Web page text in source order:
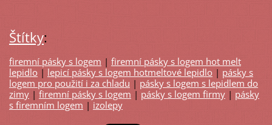
Štítky:
firemní pásky s logem | firemní pásky s logem hot melt
lepidlo | lepicí pásky s logem hotmeltové lepidlo | pásky s
logem pro použití i za chladu | pásky s logem s lepidlem do
zimy | firemní pásky s logem | pásky s logem firmy | pásky
s firemním logem | izolepy